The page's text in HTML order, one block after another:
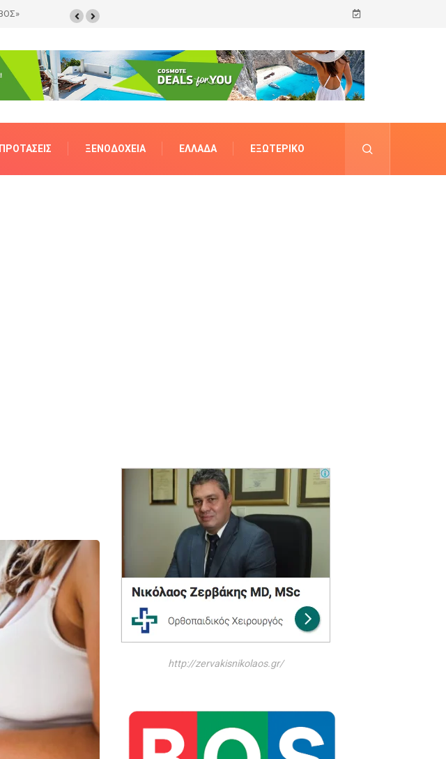
ΠΡΟΤΆΣΕΙΣ ΞΕΝΟΔΟΧΕΊΑ ΕΛΛΆΔΑ ΕΞΩΤΕΡΙΚΌ
http://zervakisnikolaos.gr/